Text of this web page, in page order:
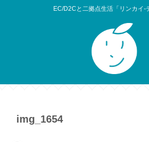
EC/D2Cと二拠点生活「リンカイ-
img_1654